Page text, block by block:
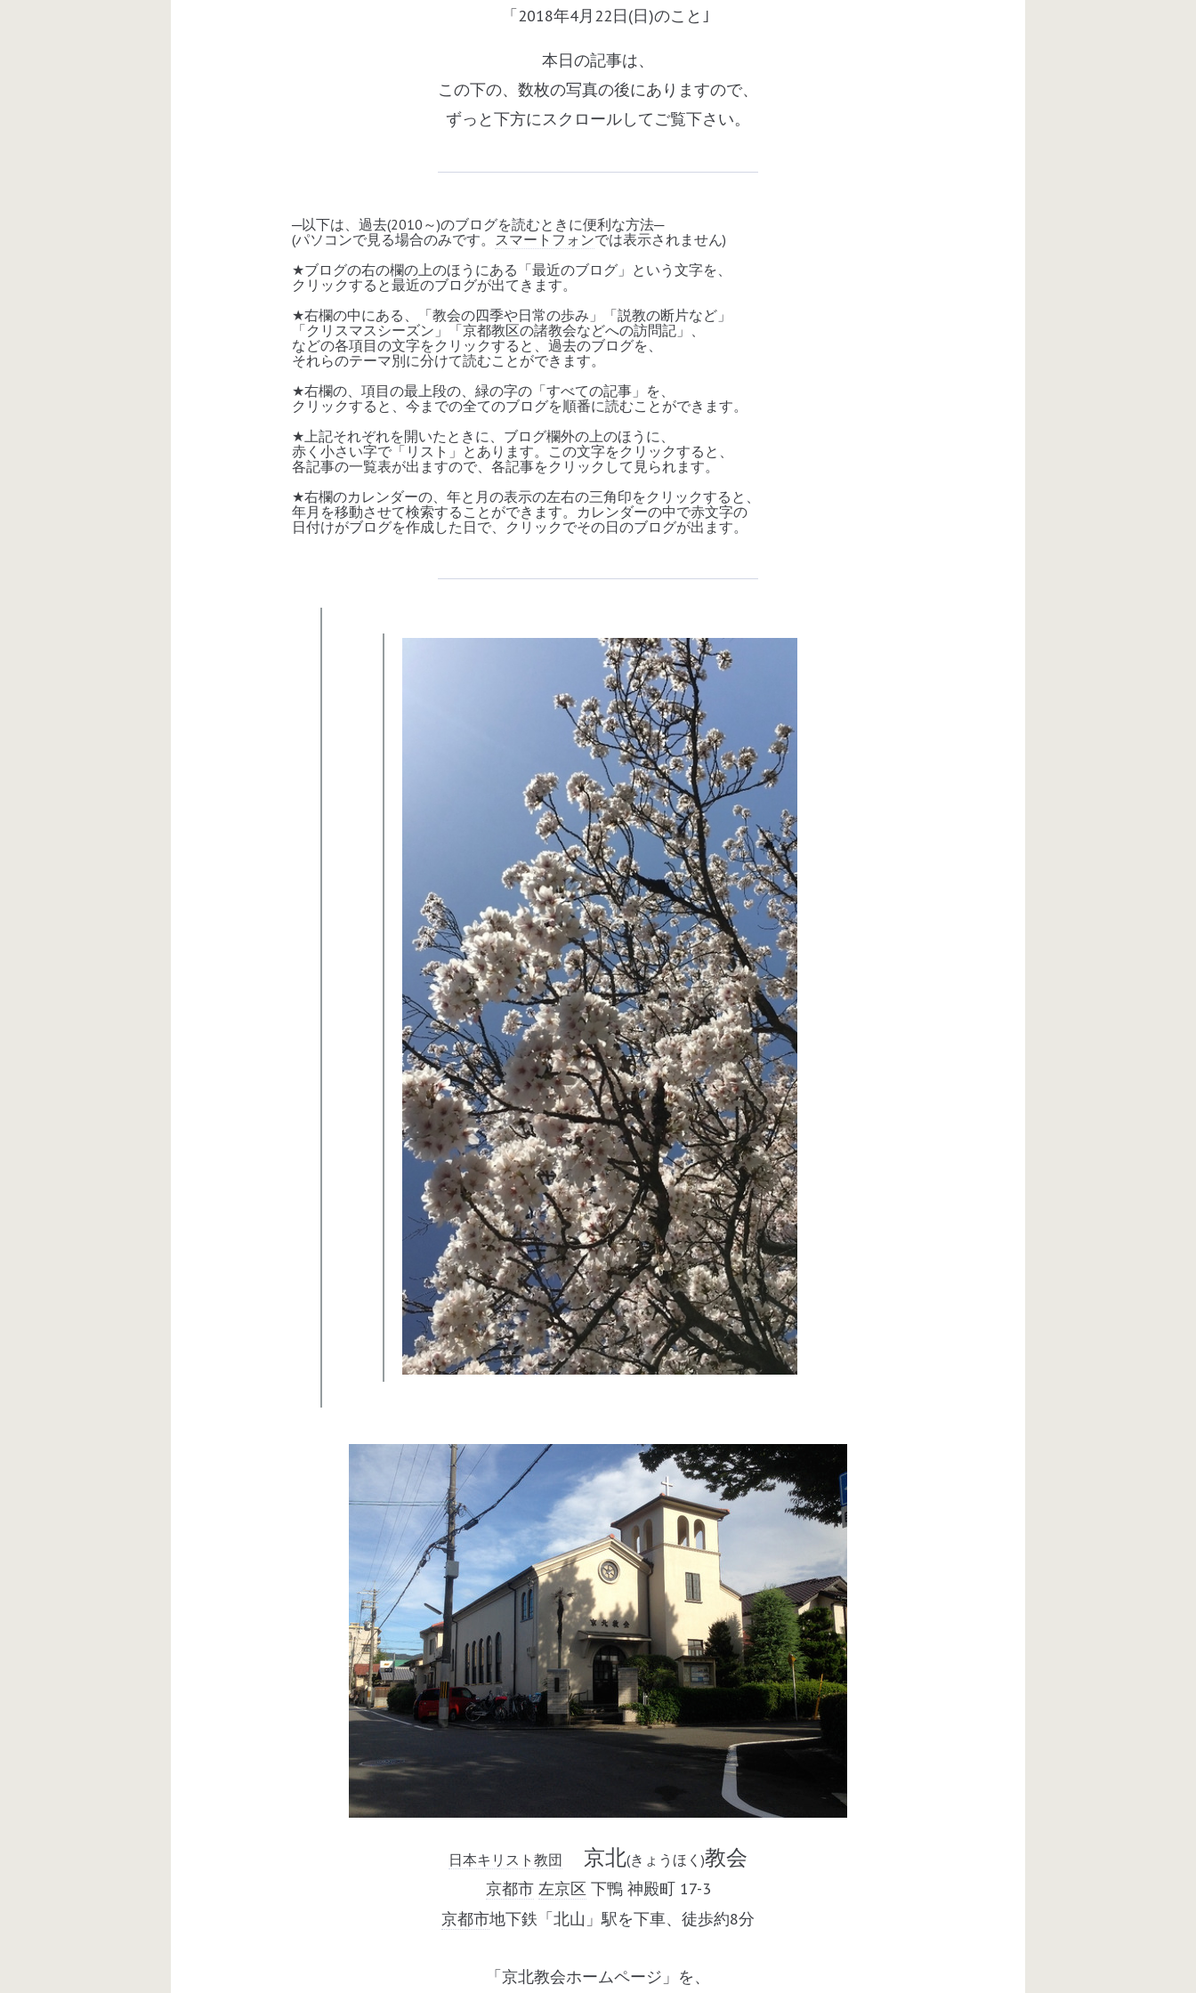
「2018年4月22日(日)のこと｣
本日の記事は、
この下の、数枚の写真の後にありますので、
ずっと下方にスクロールしてご覧下さい。
─以下は、過去(2010 ～)のブログを読むときに便利な方法─
(パソコンで見る場合のみです。 スマートフォンでは表示されません)
★ブログの右の欄の上のほうにある「最近のブログ」という文字を、
クリックすると最近のブログが出てきます。
★右欄の中にある、「教会の四季や日常の歩み」「説教の断片など」
「クリスマスシーズン」「京都教区の諸教会などへの訪問記」、
などの各項目の文字をクリックすると、過去のブログを、
それらのテーマ別に分けて読むことができます。
★右欄の、項目の最上段の、緑の字の「すべての記事」を、
クリックすると、今までの全てのブログを順番に読むことができます。
★ 上記それぞれを開いたときに、ブログ欄外の上のほうに、
赤く小さい字で「リスト」とあります。この文字をクリックすると、
各記事の一覧表が出ますので、各記事をクリックして見られます。
★右欄のカレンダーの、年と月の表示の左右の三角印をクリックすると、
年月を移動させて検索することができます。カレンダーの中で赤文字の
日付けがブログを作成した日で、クリックでその日のブログが出ます。
日本キリスト教団 京北(きょうほく)教会
京都市 左京区 下鴨 神殿町17-3
京都市地下鉄「北山」駅を下車、徒歩約8分
「京北教会ホームページ」を、